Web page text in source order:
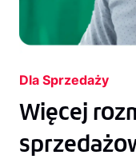
Dla Sprzedaży
Więcej